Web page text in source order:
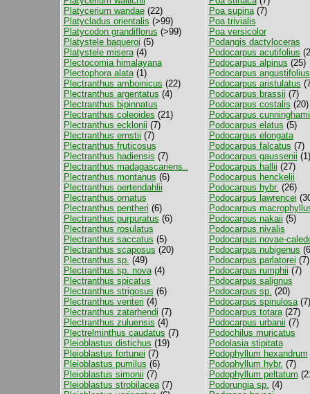
Platycerium wandae(22)
Platycladus orientalis (>99)
Platycodon grandiflorus (>99)
Platystele baqueroi (5)
Platystele misera(4)
Plectocomia himalayana
Plectophora alata(1)
Plectranthus amboinicus (22)
Plectranthus argentatus (4)
Plectranthus bipinnatus
Plectranthus coleoides (21)
Plectranthus ecklonii (7)
Plectranthus ernstii (7)
Plectranthus fruticosus
Plectranthus hadiensis (7)
Plectranthus madagascariens..
Plectranthus montanus (6)
Plectranthus oertendahlii
Plectranthus ornatus
Plectranthus pentheri (6)
Plectranthus purpuratus (6)
Plectranthus rosulatus
Plectranthus saccatus (5)
Plectranthus scaposus (20)
Plectranthus sp. (49)
Plectranthus sp. nova(4)
Plectranthus spicatus
Plectranthus strigosus (6)
Plectranthus venteri (4)
Plectranthus zatarhendi (7)
Plectranthus zuluensis (4)
Plectrelminthus caudatus (7)
Pleioblastus distichus (19)
Pleioblastus fortunei (7)
Pleioblastus pumilus (6)
Pleioblastus simonii (7)
Pleioblastus strobilacea(7)
Poa supina(7)
Poa trivialis
Poa versicolor
Podangis dactyloceras
Podocarpus acutifolius
Podocarpus alpinus (25)
Podocarpus angustifolius
Podocarpus aristulatus
Podocarpus brassii (7)
Podocarpus costalis (20)
Podocarpus
Podocarpus elatus (5)
Podocarpus elongata
Podocarpus falcatus (7)
Podocarpus gaussenii (1)
Podocarpus hallii (27)
Podocarpus henckelii
Podocarpus hybr. (26)
Podocarpus lawrencei
Podocarpus
Podocarpus nakaii (5)
Podocarpus nivalis
Podocarpus novae-
Podocarpus nubigenus
Podocarpus parlatorei (7)
Podocarpus rumphii (7)
Podocarpus salignus
Podocarpus sp. (20)
Podocarpus spinulosa(7)
Podocarpus totara(27)
Podocarpus urbanii (7)
Podochilus muricatus
Podolasia stipitata
Podophyllum hexandrum
Podophyllum hybr. (7)
Podophyllum peltatum
Podorungia sp. (4)